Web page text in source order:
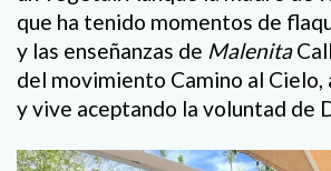
que ha tenido momentos de
y las enseñanzas de Malenita
del movimiento Camino al Cielo,
y vive aceptando la voluntad de